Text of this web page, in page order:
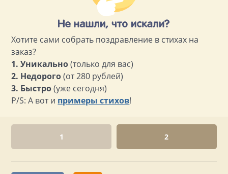
Хотите сами собрать поздравление в стихах на
заказ?
1. Уникально(только для вас)
2. Недорого(от 280 рублей)
3. Быстро(уже сегодня)
P/S: А вот и примеры стихов!
1 2